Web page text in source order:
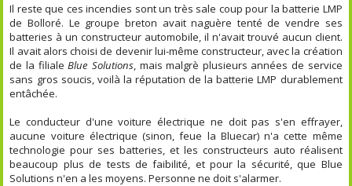
Il reste que ces incendies sont un très sale coup pour la batterie LMP
de Bolloré. Le groupe breton avait naguère tenté de vendre ses
batteries à un constructeur automobile, il n'avait trouvé aucun client.
Il avait alors choisi de devenir lui-même constructeur, avec la création
de la filialeBlue Solutions, mais malgrè plusieurs années de service
sans gros soucis, voilà la réputation de la batterie LMP durablement
entâchée.
Le conducteur d'une voiture électrique ne doit pas s'en effrayer,
aucune voiture électrique (sinon, feue la Bluecar) n'a cette même
technologie pour ses batteries, et les constructeurs auto réalisent
beaucoup plus de tests de faibilité, et pour la sécurité, que Blue
Solutions n'en a les moyens. Personne ne doit s'alarmer.